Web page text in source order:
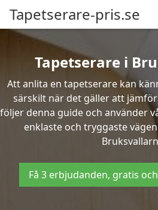
Tapetserare-pris.se
Tapetserare i
Att anlita en tapetserare kan
särskilt när det gäller att
följer denna guide och använder
enklaste och tryggaste
Få 3 erbjudanden, gratis